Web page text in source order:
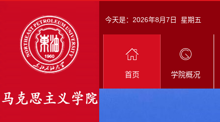
今天是： 2026年8月7日 星期五
首页 学院概况